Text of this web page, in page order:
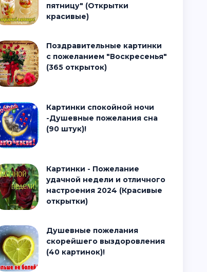
пятницу" (Открытки
красивые)
Поздравительные картинки
с пожеланием "Воскресенья"
(365 открыток)
Картинки спокойной ночи
-Душевные пожелания сна
(90 штук)!
Картинки - Пожелание
удачной недели и отличного
настроения 2024 (Красивые
открытки)
Душевные пожелания
скорейшего выздоровления
(40 картинок)!